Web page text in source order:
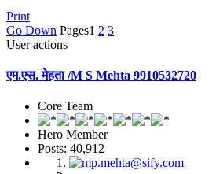
Print
Go Down Pages1 2 3
User actions
एम.एस. मेहता /M S Mehta 9910532720
Core Team
Hero Member
Posts: 40,912